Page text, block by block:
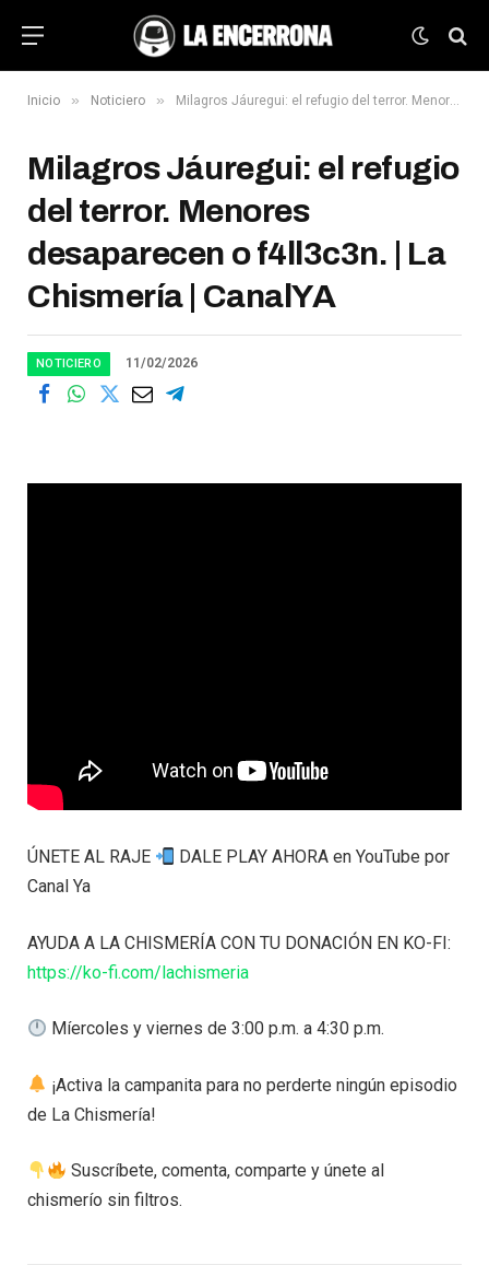
Inicio » Noticiero » Milagros Jáuregui: el refugio del terror. Menores desaparecen o f4ll3c3n. | La Chismería | CanalYA
Milagros Jáuregui: el refugio
del terror. Menores
desaparecen o f4ll3c3n. | La
Chismería | CanalYA
NOTICIERO 11/02/2026
ÚNETE AL RAJE
DALE PLAY AHORA en YouTube por
Canal Ya
AYUDA A LA CHISMERÍA CON TU DONACIÓN EN KO-FI:
https://ko-fi.com/lachismeria
Míercoles y viernes de 3:00 p.m. a 4:30 p.m.
¡Activa la campanita para no perderte ningún episodio
de La Chismería!
Suscríbete, comenta, comparte y únete al
chismerío sin filtros.